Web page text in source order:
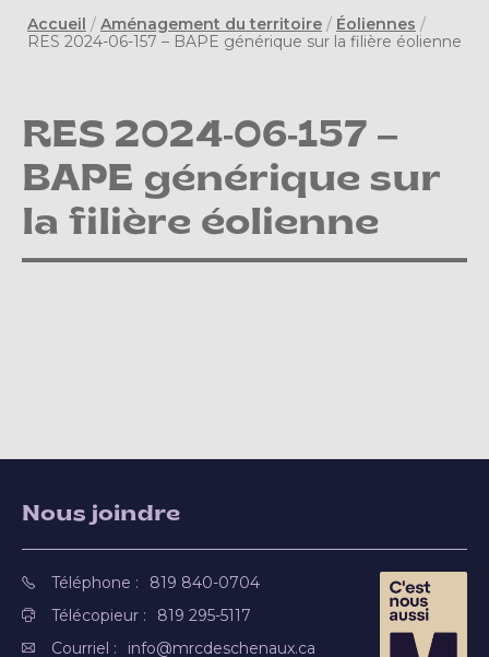
Accueil / Aménagement du territoire / Éoliennes /
RES 2024-06-157 – BAPE générique sur la filière éolienne
RES 2024-06-157 –
BAPE générique sur
la filière éolienne
Nous joindre
Téléphone :
819 840-0704
Télécopieur :
819 295-5117
Courriel :
info@mrcdeschenaux.ca